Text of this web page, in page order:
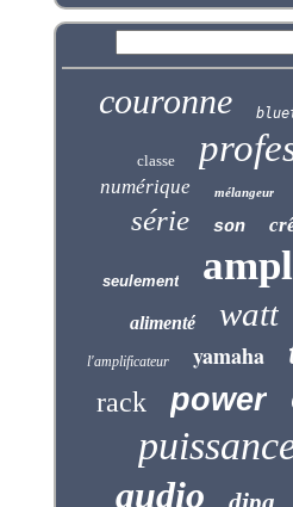
couronne
classe
numérique mélangeur
série son
seulement
alimenté watt
l'amplificateur yamaha
rack power
audio